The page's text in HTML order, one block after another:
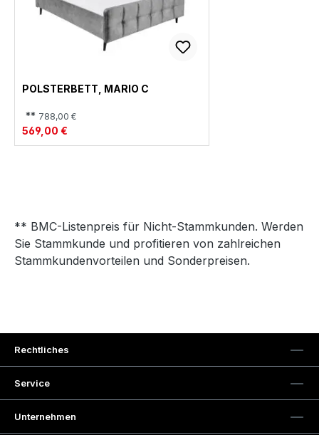
POLSTERBETT, MARIO C
** 788,00 €
569,00 €
** BMC-Listenpreis für Nicht-Stammkunden. Werden
Sie Stammkunde und profitieren von zahlreichen
Stammkundenvorteilen und Sonderpreisen.
Rechtliches
Service
Unternehmen